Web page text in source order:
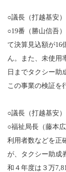
○議長（打越基安
○19番（勝山信吾
て決算見込額が16
ん。また、未使用
日までタクシー助
この事業の検証を
○議長（打越基安
○福祉局長（藤本
利用者数などを正
が、タクシー助成
和４年度は３万